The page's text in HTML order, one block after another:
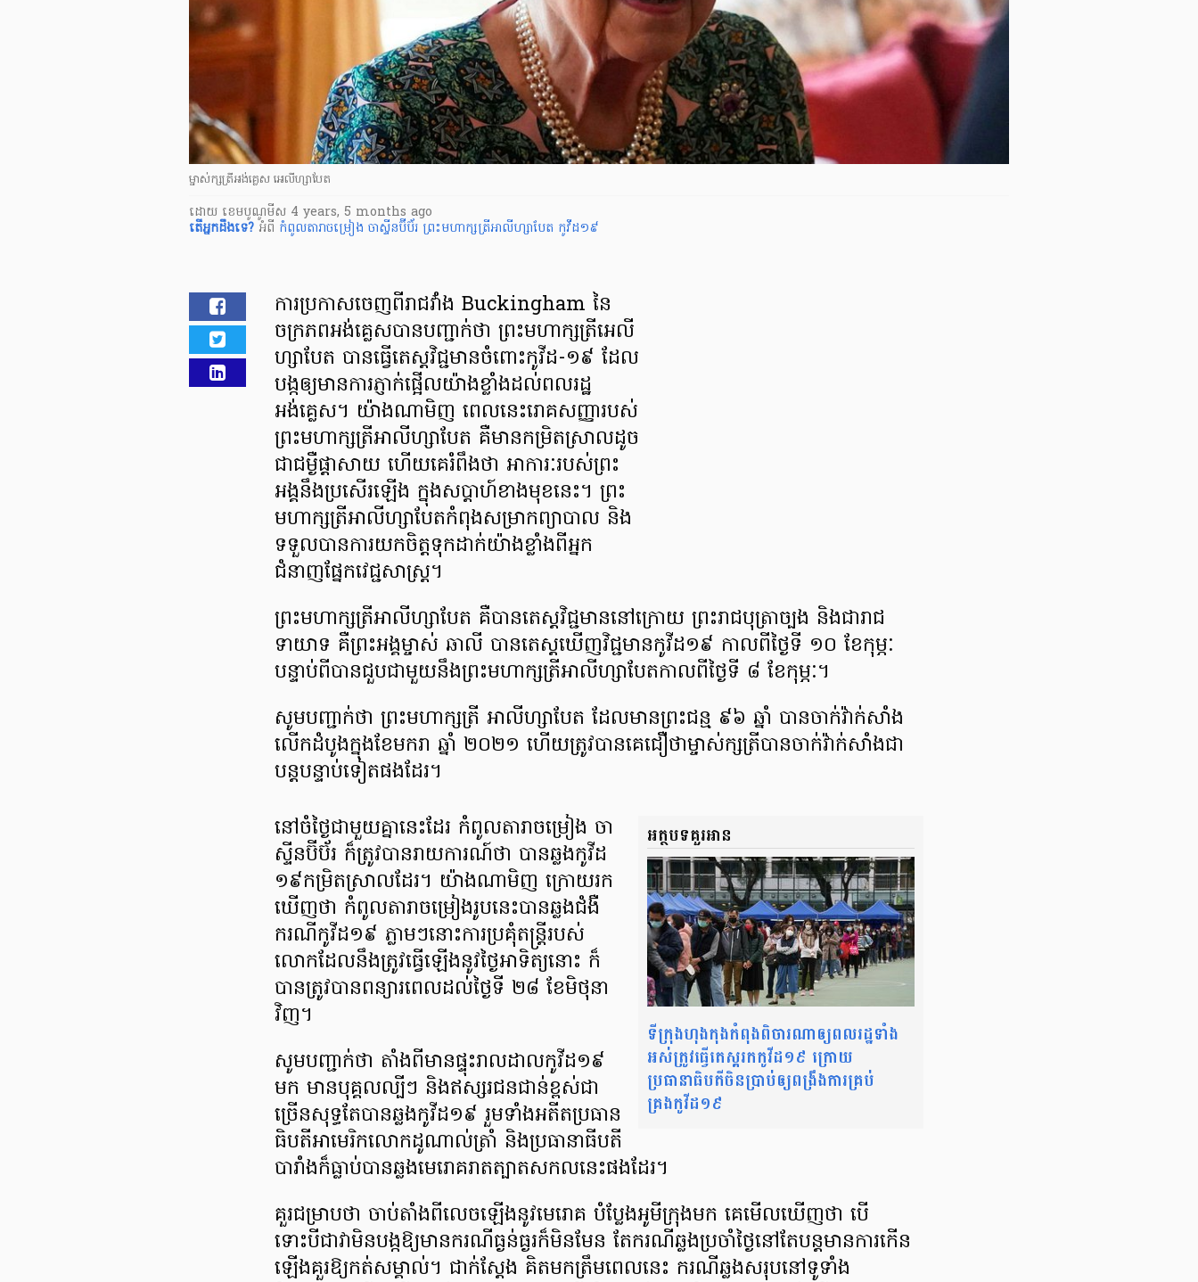
ម្ចាស់ក្សត្រីអង់គ្លេស អេលីហ្សាបែត
ដោយ ​ ខេមបូណូមីស 4 years, 5 months ago
តើ​អ្នក​ដឹងទេ? អំពី កំពូល​តារាចម្រៀង ចា​ស្ទី​ន​ប៊ី​ប៊័រ ព្រះ​មហាក្សត្រី​អា​លី​ហ្សា​បែ​ត កូវីដ១៩
ការ​ប្រកាស​ចេញពី​រាជវាំង Buckingham នៃ​
ចក្រភព​អង់គ្លេស​បាន​បញ្ជាក់​ថា ព្រះ​មហាក្សត្រី​អេ​លី​
ហ្សា​បែ​ត បាន​ធ្វើតេស្ត​វិជ្ជមាន​ចំពោះ​កូ​វី​ដ​-១៩ ដែល​
បង្ក​ឲ្យ​មានការ​ភ្ញាក់ផ្អើល​យ៉ាង​ខ្លាំង​ដល់​ពលរដ្ឋ​
អង់គ្លេស​។ យ៉ាងណាមិញ ពេល​នេះ​រោគ​សញ្ញា​របស់​
ព្រះ​មហាក្សត្រី​អា​លី​ហ្សា​បែ​ត គឺ​មាន​កម្រិត​ស្រាល​ដូច​
ជា​ជម្ងឺ​ផ្ដាសាយ ហើយ​គេ​រំពឹង​ថា អាកា​រៈ​របស់​ព្រះ​
អង្គ​នឹង​ប្រសើរ​ឡើង ក្នុង​ស​ប្តា​ហ៍​ខាង​មុខ​នេះ​។ ព្រះ​
មហាក្សត្រី​អា​លី​ហ្សា​បែ​ត​កំពុង​សម្រាក​ព្យាបាល និង​
ទទួល​បានការ​យកចិត្តទុកដាក់​យ៉ាង​ខ្លាំង​ពី​អ្នក
ជំនាញ​ផ្នែក​វេជ្ជសាស្ត្រ​។
ព្រះ​មហាក្សត្រី​អា​លី​ហ្សា​បែ​ត គឺ​បាន​តេស្ដ​វិជ្ជមាន​នៅ​ក្រោយ ព្រះរាជ​បុត្រា​ច្បង និង​ជា​រាជ
ទាយាទ គឺ​ព្រះ​អង្គ​ម្ចាស់ ឆា​លី បាន​តេស្ដ​ឃើញ​វិជ្ជមាន​កូ​វី​ដ​១៩ កាលពី​ថ្ងៃ​ទី ១០ ខែកុម្ភៈ
បន្ទាប់​ពី​បាន​ជួប​ជាមួយនឹង​ព្រះ​មហាក្សត្រី​អា​លី​ហ្សា​បែ​ត​កាលពី​ថ្ងៃ​ទី ៨ ខែកុម្ភៈ​។
សូម​បញ្ជាក់​ថា ព្រះ​មហាក្សត្រី អា​លី​ហ្សា​បែ​ត ដែល​មាន​ព្រះ​ជន្ម ៩៦ ឆ្នាំ បាន​ចាក់​វ៉ាក់សាំង​
លើក​ដំបូង​ក្នុង​ខែមករា ឆ្នាំ ២០២១ ហើយ​ត្រូវ​បាន​គេ​ជឿ​ថា​ម្ចាស់​ក្ស​ត្រី​បាន​ចាក់​វ៉ាក់សាំង​ជា​
បន្តបន្ទាប់​ទៀត​ផង​ដែរ​។
អត្ថបទគួរអាន
ទីក្រុងហុងកុងកំពុងពិចារណាឲ្យពលរដ្ឋទាំង
អស់ត្រូវធ្វើតេស្តរកកូវីដ១៩ ក្រោយ
ប្រធានាធិបតីចិនប្រាប់ឲ្យពង្រឹងការគ្រប់
គ្រងកូវីដ១៩
នៅ​ចំ​ថ្ងៃ​ជាមួយ​គ្នា​នេះ​ដែរ កំពូល​តារាចម្រៀង ចា​
ស្ទី​ន​ប៊ី​ប៊័រ ក៏​ត្រូវ​បាន​រាយការណ៍​ថា បាន​ឆ្លង​កូ​វី​ដ​
១៩​កម្រិត​ស្រាល​ដែរ​។ យ៉ាងណាមិញ ក្រោយ​រក​
ឃើញ​ថា កំពូល​តារាចម្រៀង​រូប​នេះ​បាន​ឆ្លង​ជំងឺ​
ករណី​កូ​វី​ដ​១៩ ភ្លាម​ៗ​នោះ​ការ​ប្រគុំ​តន្ត្រី​របស់​
លោក​ដែល​នឹង​ត្រូវធ្វើ​ឡើង​នូវ​ថ្ងៃអាទិត្យ​នោះ ក៏​
បាន​ត្រូវ​បាន​ពន្យារពេល​ដល់​ថ្ងៃ​ទី ២៨ ខែមិថុនា​
វិញ​។
សូម​បញ្ជាក់​ថា តាំងពី​មាន​ផ្ទុះ​រាលដាល​កូ​វី​ដ​១៩​
មក មាន​បុគ្គល​ល្បី​ៗ និង​ឥស្សរជន​ជាន់ខ្ពស់​ជា​
ច្រើន​សុទ្ធតែ​បាន​ឆ្លង​កូ​វី​ដ​១៩ រួម​ទាំង​អតីត​ប្រធាន​
ធិ​បតី​អា​មេ​រិ​ក​លោក​ដូ​ណា​ល់​ត្រាំ និង​ប្រ​ធានា​ធីប​តី​
បារាំង​ក៏​ធ្លាប់​បាន​ឆ្លង​មេរោគ​រាតត្បាត​សកល​នេះ​ផង​ដែរ​។
គួរ​ជម្រាប​ថា ចាប់តាំងពី​លេចឡើង​នូវ​មេរោគ បំប្លែង​អូ​មី​ក្រុង​មក គេ​មើលឃើញ​ថា បើ​
ទោះបីជា​វា​មិន​បង្ក​ឱ្យ​មាន​ករណី​ធ្ងន់ធ្ងរ​ក៏​មិនមែន តែ​ករណី​ឆ្លង​ប្រចាំ​ថ្ងៃ​នៅ​តែ​បន្ដ​មានការ​កើន
ឡើង​គួរ​ឱ្យ​កត់សម្គាល់​។ ជាក់ស្ដែង គិត​មក​ត្រឹម​ពេល​នេះ ករណី​ឆ្លង​សរុប​នៅ​ទូ​ទាំង​